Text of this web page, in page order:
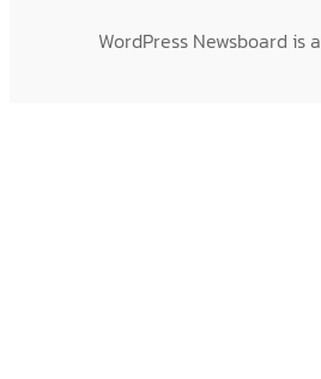
WordPress Newsboard is a